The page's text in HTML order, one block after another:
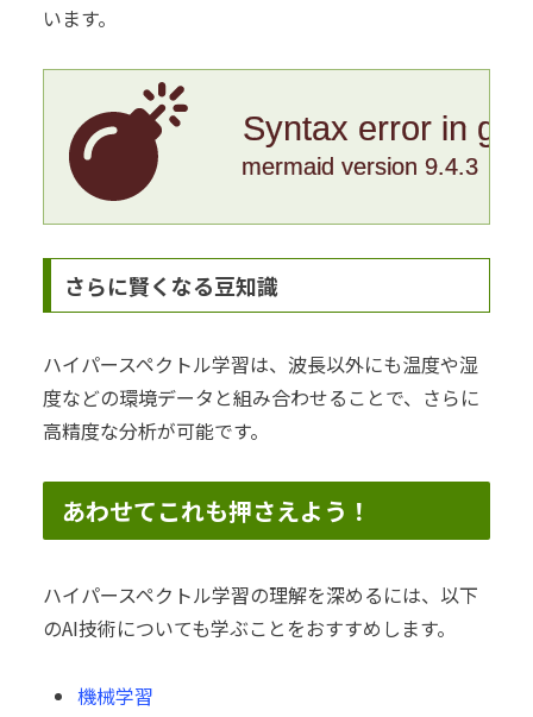
います。
Syntax error in
mermaid version 9.4.3
さらに賢くなる豆知識
ハイパースペクトル学習は、波長以外にも温度や湿
度などの環境データと組み合わせることで、さらに
高精度な分析が可能です。
あわせてこれも押さえよう！
ハイパースペクトル学習の理解を深めるには、以下
のAI技術についても学ぶことをおすすめします。
機械学習